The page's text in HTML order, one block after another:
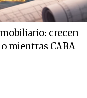
crecen
mientras CABA